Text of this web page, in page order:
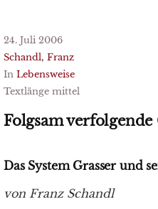
24. Juli 2006
Schandl, Franz
In Lebensweise
Textlänge mittel
Folgsam verfolgende
Das System Grasser und
von Franz Schandl